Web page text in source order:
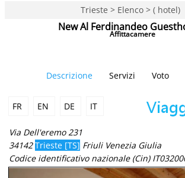
Trieste > Elenco > ( hotel)
New Al Ferdinandeo
Affittacamere
Descrizione Servizi Voto
FR EN DE IT
Via Dell'eremo 231
34142Trieste [TS] Friuli Venezia Giulia
Codice identificativo nazionale (Cin)